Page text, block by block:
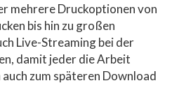
mehrere Druckoptionen von
bis hin zu großen
Live-Streaming bei der
damit jeder die Arbeit
zum späteren Download